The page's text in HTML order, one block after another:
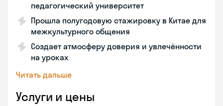
педагогический университет
Прошла полугодовую стажировку в Китае для
межкультурного общения
Создает атмосферу доверия и увлечённости
на уроках
Читать дальше
Услуги и цены